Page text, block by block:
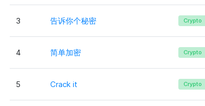
3 告诉你个秘密 Crypto
4 简单加密 Crypto
5 Crack it Crypto